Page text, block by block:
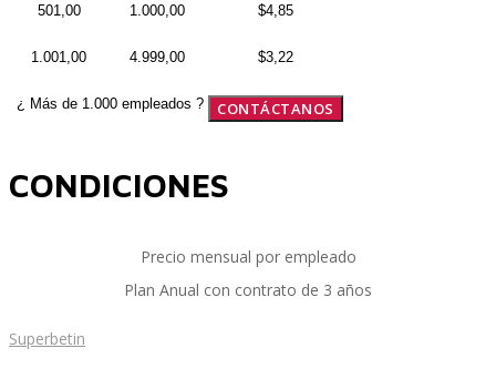
Cloud Conveyer
Gestión de Capital Humano SAP
501,00 1.000,00 $4,85
1.001,00 4.999,00 $3,22
¿ Más de 1.000 empleados ? CONTÁCTANOS
CONDICIONES
Precio mensual por empleado
Plan Anual con contrato de 3 años
Superbetin